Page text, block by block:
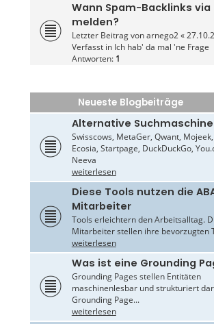
Wann Spam-Backlinks via
melden?
Letzter Beitrag vonarnego2«
Verfasst in Ich hab' da mal 'ne Frage
Antworten: 1
Neueste Blogbeiträge
Alternative
Swisscows, MetaGer, Qwant,
Ecosia, Startpage, DuckDuckGo,
Neeva
weiterlesen
Diese Tools nutzen die
Mitarbeiter
Tools erleichtern den Arbeitsalltag.
Mitarbeiter stellen ihre bevorzugten
weiterlesen
Was ist eine Grounding
Grounding Pages stellen Entitäten
maschinenlesbar und strukturiert
Grounding Page...
weiterlesen